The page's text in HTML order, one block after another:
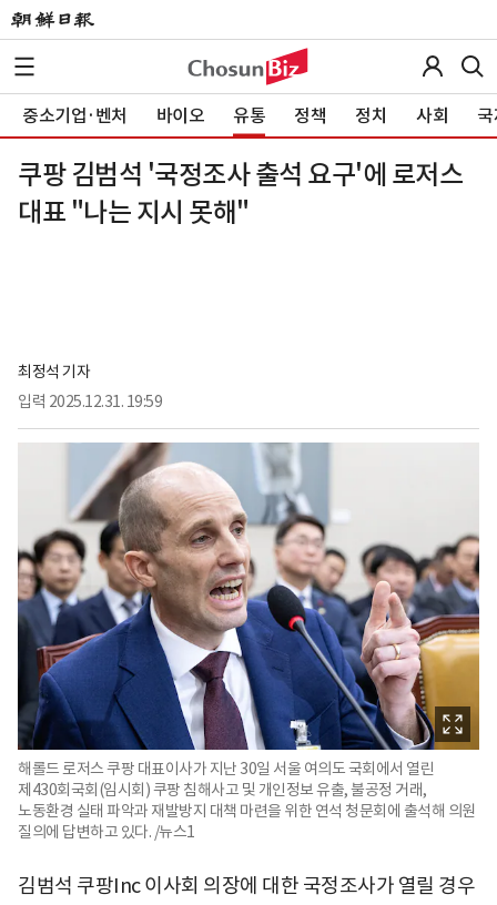
중소기업·벤처 바이오 유통 정책 정치 사회
쿠팡 김범석 '국정조사 출석 요구'에 로저스
대표 "나는 지시 못해"
최정석 기자
입력 2025.12.31. 19:59
해롤드 로저스 쿠팡 대표이사가 지난 30일 서울 여의도 국회에서 열린
제430회국회(임시회) 쿠팡 침해사고 및 개인정보 유출, 불공정 거래,
노동환경 실태 파악과 재발방지 대책 마련을 위한 연석 청문회에 출석해 의원
질의에 답변하고 있다. /뉴스1
김범석 쿠팡Inc 이사회 의장에 대한 국정조사가 열릴 경우